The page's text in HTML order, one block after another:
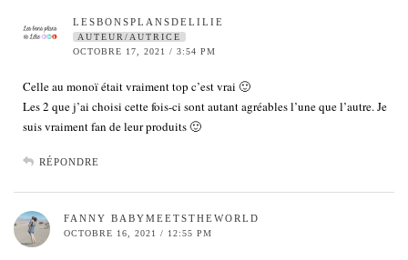
LESBONSPLANSDELILIE
AUTEUR/AUTRICE
OCTOBRE 17, 2021 / 3:54 PM
Celle au monoï était vraiment top c’est vrai 🙂
Les 2 que j’ai choisi cette fois-ci sont autant agréables l’une que l’autre. Je
suis vraiment fan de leur produits 🙂
RÉPONDRE
FANNY BABYMEETSTHEWORLD
OCTOBRE 16, 2021 / 12:55 PM